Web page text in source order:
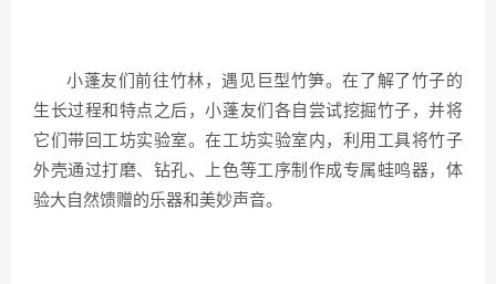
小蓬友们前往竹林，遇见巨型竹笋。在了解了竹子的
生长过程和特点之后，小蓬友们各自尝试挖掘竹子，并将
它们带回工坊实验室。在工坊实验室内，利用工具将竹子
外壳通过打磨、钻孔、上色等工序制作成专属蛙鸣器，体
验大自然馈赠的乐器和美妙声音。